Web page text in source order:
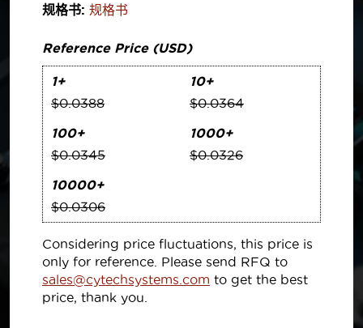
规格书: 规格书
Reference Price (USD)
1+
$0.0388
10+
$0.0364
100+
$0.0345
1000+
$0.0326
10000+
$0.0306
Considering price fluctuations, this price is
only for reference. Please send RFQ to
sales@cytechsystems.com to get the best
price, thank you.